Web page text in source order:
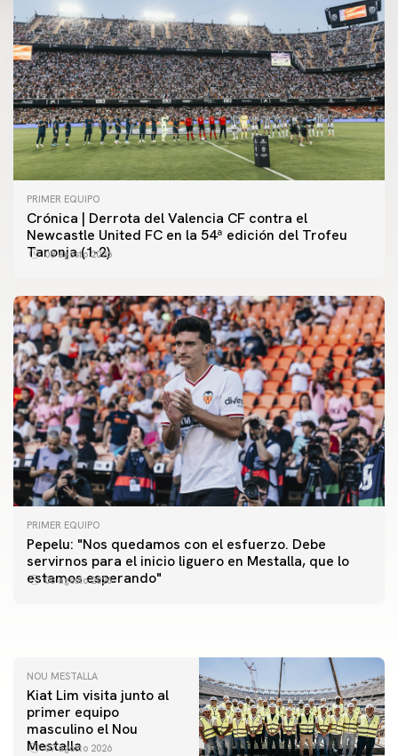
PRIMER EQUIPO
Crónica | Derrota del Valencia CF contra el
Newcastle United FC en la 54ª edición del Trofeu
Taronja (1-2)
08 agosto 2026
PRIMER EQUIPO
Pepelu: "Nos quedamos con el esfuerzo. Debe
servirnos para el inicio liguero en Mestalla, que lo
estamos esperando"
08 agosto 2026
PRIMER EQUIPO
Las fotos del Valencia CF-Newcastle United FC
PRIMER EQUIPO
MESTALLA 📍
NOU MESTALLA
Kiat Lim visita junto al
primer equipo
masculino el Nou
Mestalla
07 agosto 2026